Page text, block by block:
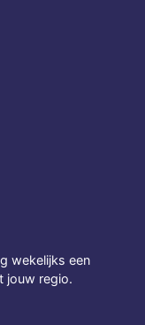
wekelijks een
jouw regio.